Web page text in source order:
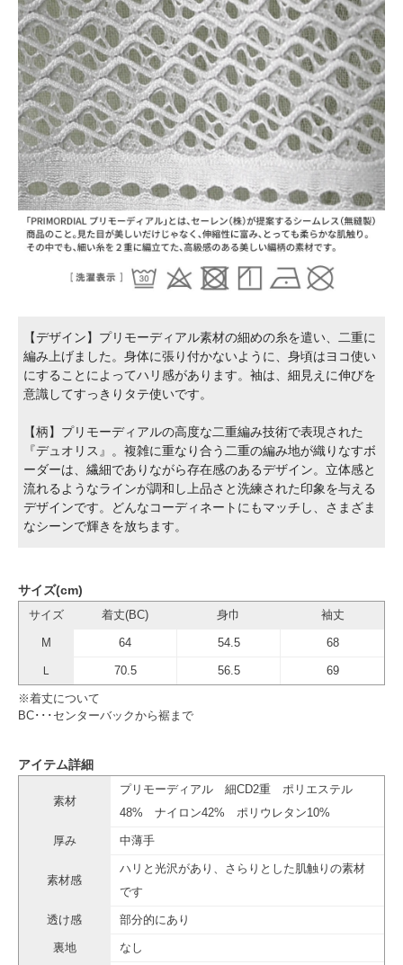
【デザイン】プリモーディアル素材の細めの糸を遣い、二重に
編み上げました。身体に張り付かないように、身頃はヨコ使い
にすることによってハリ感があります。袖は、細見えに伸びを
意識してすっきりタテ使いです。
【柄】プリモーディアルの高度な二重編み技術で表現された
『デュオリス』。複雑に重なり合う二重の編み地が織りなすボ
ーダーは、繊細でありながら存在感のあるデザイン。立体感と
流れるようなラインが調和し上品さと洗練された印象を与える
デザインです。どんなコーディネートにもマッチし、さまざま
なシーンで輝きを放ちます。
サイズ(cm)
サイズ 着丈(BC) 身巾 袖丈
M 64 54.5 68
Ｌ 70.5 56.5 69
※着丈について
BC･･･センターバックから裾まで
アイテム詳細
素材
プリモーディアル 細CD2重 ポリエステル
48% ナイロン42% ポリウレタン10%
厚み 中薄手
素材感
ハリと光沢があり、さらりとした肌触りの素材
です
透け感 部分的にあり
裏地 なし